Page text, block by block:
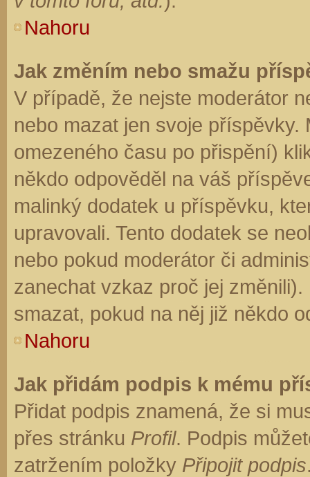
Nahoru
Jak změním nebo smažu
V případě, že nejste moderátor
nebo mazat jen svoje
omezeného času po přispění)
někdo odpověděl na váš
malinký dodatek u příspěvku,
upravovali. Tento dodatek se
nebo pokud moderátor či
zanechat vzkaz proč jej
smazat, pokud na něj již někdo
Nahoru
Jak přidám podpis k mému
Přidat podpis znamená, že si
přes stránku Profil. Podpis
zatržením položky Připojit podpis